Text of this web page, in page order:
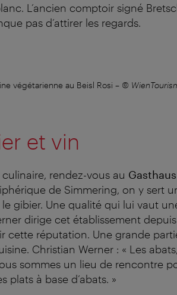
L’ancien comptoir signé
pas d’attirer les regards.
végétarienne au Beisl Rosi – ©
et vin
rendez-vous au
de Simmering, on y sert
le gibier. Une qualité qui lui vaut
dirige cet établissement
cette réputation. Une grande
Christian Werner : « Les
sommes un lieu de rencontre
plats à base d’abats. »